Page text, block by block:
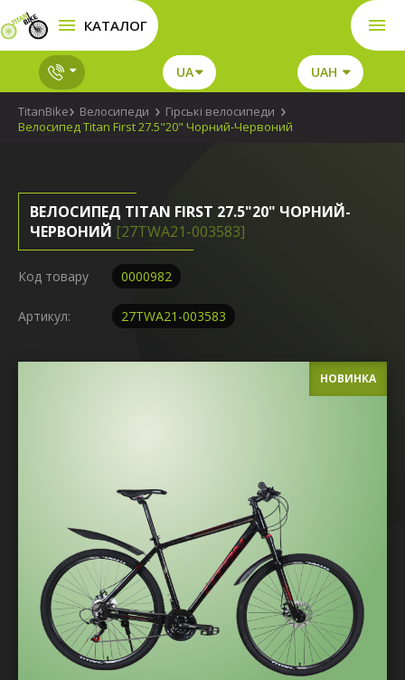
КАТАЛОГ
UA UAH
TitanBike Велосипеди
Гірські велосипеди
Велосипед Titan First 27.5"20" Чорний-Червоний
ВЕЛОСИПЕД TITAN FIRST 27.5"20" ЧОРНИЙ-
ЧЕРВОНИЙ [27TWA21-003583]
Код товару 0000982
Артикул: 27TWA21-003583
НОВИНКА